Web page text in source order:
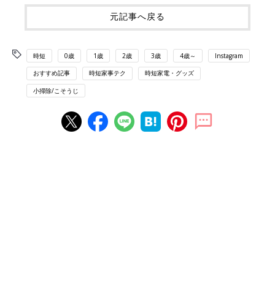
元記事へ戻る
時短 0歳 1歳 2歳 3歳 4歳～ Instagram
おすすめ記事 時短家事テク 時短家電・グッズ
小掃除/こそうじ